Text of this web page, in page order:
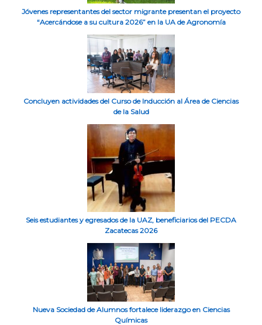
Jóvenes representantes del sector migrante presentan el proyecto
“Acercándose a su cultura 2026” en la UA de Agronomía
Concluyen actividades del Curso de Inducción al Área de Ciencias
de la Salud
Seis estudiantes y egresados de la UAZ, beneficiarios del PECDA
Zacatecas 2026
Nueva Sociedad de Alumnos fortalece liderazgo en Ciencias
Químicas